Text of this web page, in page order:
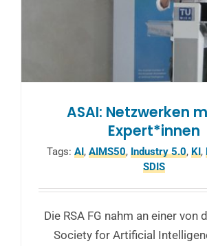
ASAI: Netzwerken
Expert*innen
Tags: AI, AIMS50, Industry 5.0, KI,
SDIS
Die RSA FG nahm an einer von
Society for Artificial